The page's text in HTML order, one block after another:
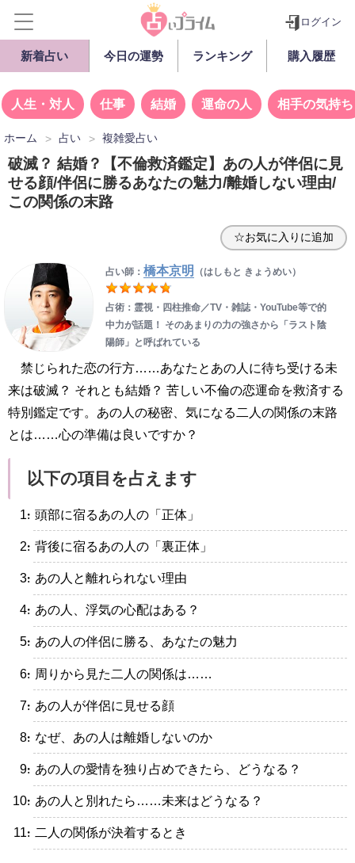
ログイン
新着占い 今日の運勢 ランキング 購入履歴
人生・対人 仕事 結婚 運命の人 相手の気持ち
ホーム 占い 複雑愛占い
破滅？ 結婚？【不倫救済鑑定】あの人が伴侶に見
せる顔/伴侶に勝るあなたの魅力/離婚しない理由/
この関係の末路
☆お気に入りに追加
占い師： 橋本京明 （はしもと きょうめい）
占術：霊視・四柱推命／TV・雑誌・YouTube等で的
中力が話題！ そのあまりの力の強さから「ラスト陰
陽師」と呼ばれている
禁じられた恋の行方……あなたとあの人に待ち受ける未
来は破滅？ それとも結婚？ 苦しい不倫の恋運命を救済する
特別鑑定です。あの人の秘密、気になる二人の関係の末路
とは……心の準備は良いですか？
以下の項目を占えます
・頭部に宿るあの人の「正体」
・背後に宿るあの人の「裏正体」
・あの人と離れられない理由
・あの人、浮気の心配はある？
・あの人の伴侶に勝る、あなたの魅力
・周りから見た二人の関係は……
・あの人が伴侶に見せる顔
・なぜ、あの人は離婚しないのか
・あの人の愛情を独り占めできたら、どうなる？
・あの人と別れたら……未来はどうなる？
・二人の関係が決着するとき